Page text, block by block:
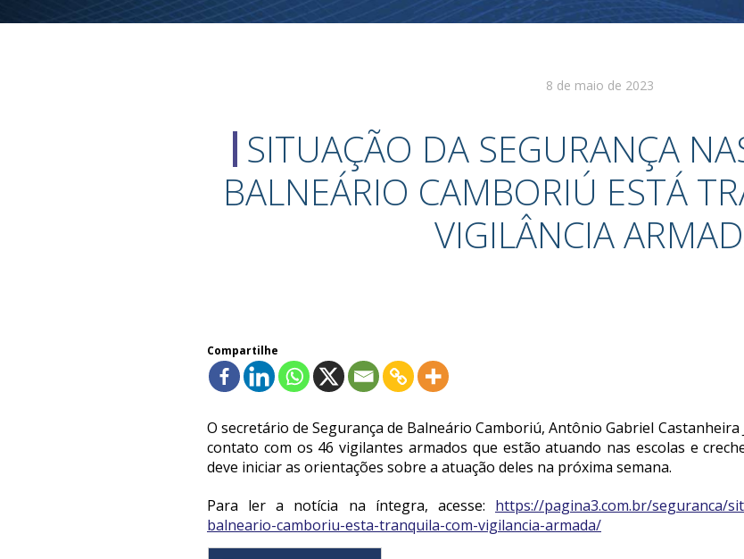
8 de maio de 2023
SITUAÇÃO DA SEGURANÇA
BALNEÁRIO CAMBORIÚ ESTÁ
VIGILÂNCIA
Compartilhe
O secretário de Segurança de Balneário Camboriú, Antônio Gabriel
contato com os 46 vigilantes armados que estão atuando nas escolas e
deve iniciar as orientações sobre a atuação deles na próxima semana.
Para ler a notícia na íntegra, acesse: https://pagina3.com.br/seguranca/
balneario-camboriu-esta-tranquila-com-vigilancia-armada/